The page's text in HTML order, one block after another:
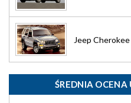
Jeep
ŚREDNIA